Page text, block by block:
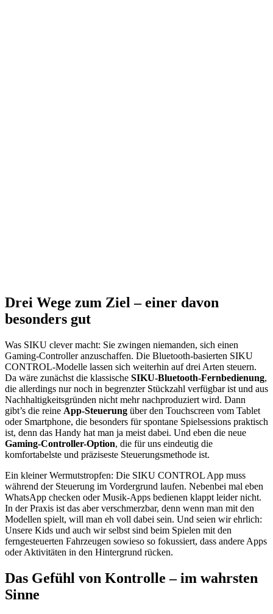
Drei Wege zum Ziel – einer davon
besonders gut
Was SIKU clever macht: Sie zwingen niemanden, sich einen
Gaming-Controller anzuschaffen. Die Bluetooth-basierten SIKU
CONTROL-Modelle lassen sich weiterhin auf drei Arten steuern.
Da wäre zunächst die klassische SIKU-Bluetooth-Fernbedienung,
die allerdings nur noch in begrenzter Stückzahl verfügbar ist und aus
Nachhaltigkeitsgründen nicht mehr nachproduziert wird. Dann
gibt’s die reine App-Steuerung über den Touchscreen vom Tablet
oder Smartphone, die besonders für spontane Spielsessions praktisch
ist, denn das Handy hat man ja meist dabei. Und eben die neue
Gaming-Controller-Option, die für uns eindeutig die
komfortabelste und präziseste Steuerungsmethode ist.
Ein kleiner Wermutstropfen: Die SIKU CONTROL App muss
während der Steuerung im Vordergrund laufen. Nebenbei mal eben
WhatsApp checken oder Musik-Apps bedienen klappt leider nicht.
In der Praxis ist das aber verschmerzbar, denn wenn man mit den
Modellen spielt, will man eh voll dabei sein. Und seien wir ehrlich:
Unsere Kids und auch wir selbst sind beim Spielen mit den
ferngesteuerten Fahrzeugen sowieso so fokussiert, dass andere Apps
oder Aktivitäten in den Hintergrund rücken.
Das Gefühl von Kontrolle – im wahrsten
Sinne